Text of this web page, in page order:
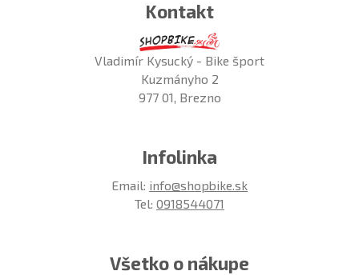
Kontakt
Vladimír Kysucký - Bike šport
Kuzmányho 2
977 01, Brezno
Infolinka
Email: info@shopbike.sk
Tel: 0918544071
Všetko o nákupe